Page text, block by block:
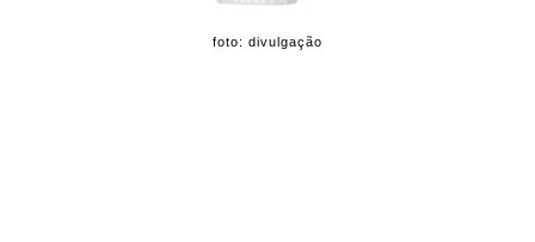
foto: divulgação